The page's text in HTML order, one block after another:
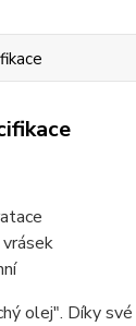
olej". Díky